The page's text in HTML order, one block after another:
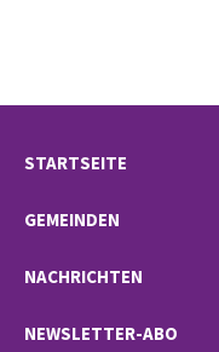
STARTSEITE
GEMEINDEN
NACHRICHTEN
NEWSLETTER-ABO